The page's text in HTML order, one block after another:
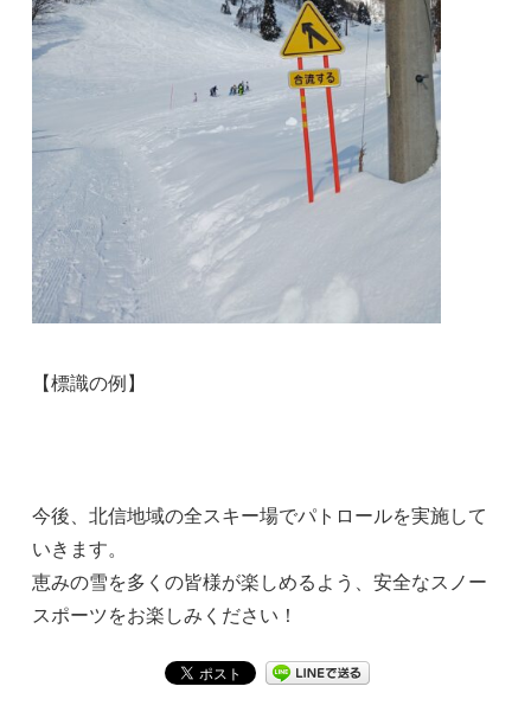
【標識の例】
今後、北信地域の全スキー場でパトロールを実施して
いきます。
恵みの雪を多くの皆様が楽しめるよう、安全なスノー
スポーツをお楽しみください！